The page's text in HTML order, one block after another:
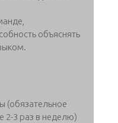
объяснять
(обязательное
2-3 раз в неделю)